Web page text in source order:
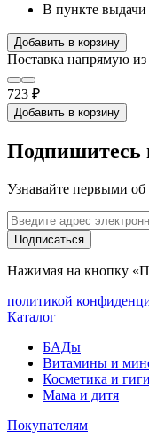
В пункте выдачи
Добавить в корзину
Поставка напрямую
723 ₽
Добавить в корзину
Подпишитесь
Узнавайте первыми
Подписаться
Нажимая на кнопку
политикой
Каталог
БАДы
Витамины и
Косметика и
Мама и дитя
Покупателям